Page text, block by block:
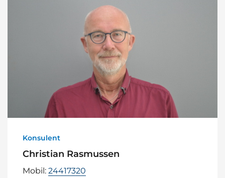
Konsulent
Christian Rasmussen
Mobil: 24417320